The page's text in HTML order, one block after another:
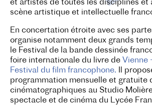
et artistes de toutes les disciplines et
scène artistique et intellectuelle
En concertation étroite avec ses
organise notamment deux grands
le Festival de la bande dessinée
foire internationale du livre de Vienne
Festival du film francophone. Il
programmation mensuelle et gratuite
cinématographiques au Studio
spectacle et de cinéma du Lycée